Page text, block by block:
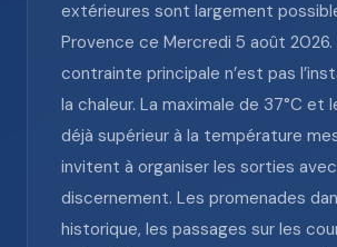
extérieures sont largement
Provence ce Mercredi 5 août 2026.
contrainte principale n’est pas
la chaleur. La maximale de 37°C et
déjà supérieur à la température
invitent à organiser les sorties avec
discernement. Les promenades
historique, les passages sur les